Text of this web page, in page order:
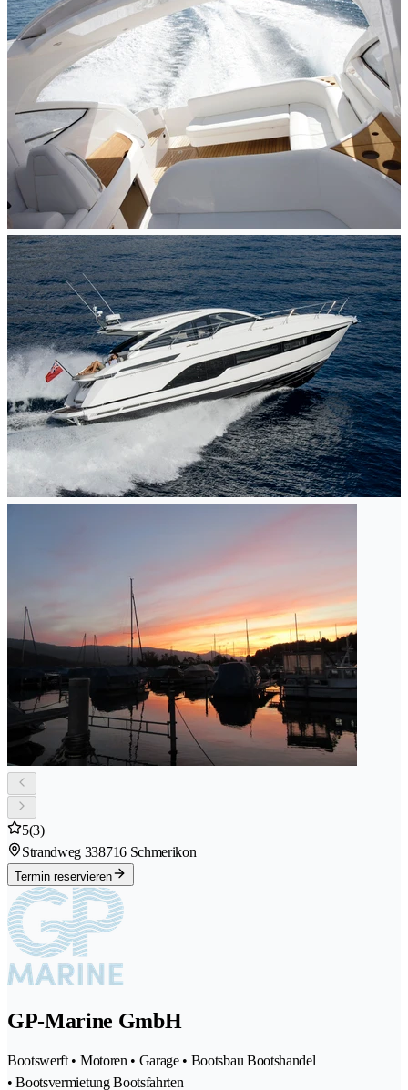
5(3)
Strandweg 338716 Schmerikon
Termin reservieren
GP-Marine GmbH
Bootswerft • Motoren • Garage • Bootsbau Bootshandel
• Bootsvermietung Bootsfahrten